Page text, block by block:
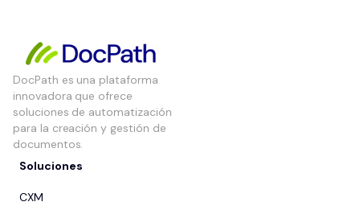
DocPath es una plataforma
innovadora que ofrece
soluciones de automatización
para la creación y gestión de
documentos.
Soluciones
CXM